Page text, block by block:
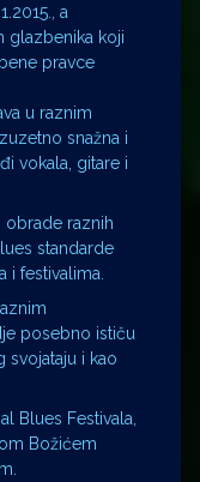
a
glazbenika koji
pravce
u raznim
snažna i
vokala, gitare i
obrade raznih
standarde
festivalima.
posebno ističu
svojataju i kao
Blues Festivala,
Božićem